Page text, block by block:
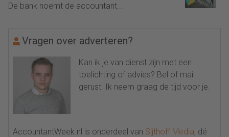
De bank noemt de accountant...
Vragen over adverteren?
Kan ik je van dienst zijn met een
toelichting of advies? Bel of mail
gerust. Ik neem graag de tijd voor je.
AccountantWeek.nl is onderdeel van Sijthoff Media, dé